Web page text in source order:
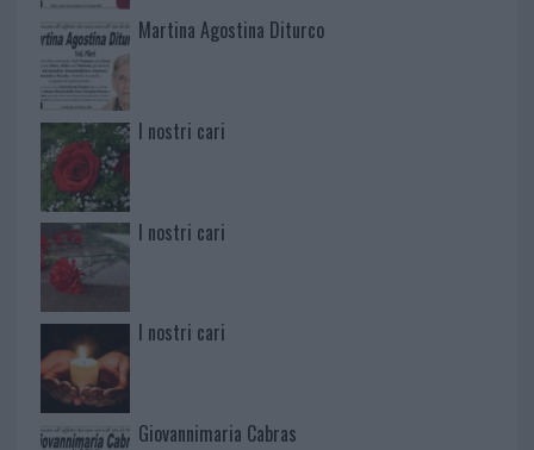
Martina Agostina Diturco
I nostri cari
I nostri cari
I nostri cari
Giovannimaria Cabras